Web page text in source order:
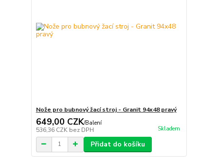
Nože pro bubnový žací stroj - Granit 94x48 pravý
649,00 CZK/Balení
536,36 CZK bez DPH Skladem
Přidat do košíku